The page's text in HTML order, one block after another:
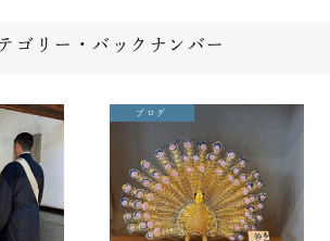
ブログ
ゴリー・バックナンバー